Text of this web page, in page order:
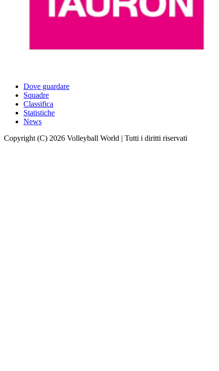
Dove guardare
Squadre
Classifica
Statistiche
News
Copyright (C) 2026 Volleyball World | Tutti i diritti riservati